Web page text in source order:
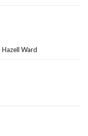
Hazell Ward